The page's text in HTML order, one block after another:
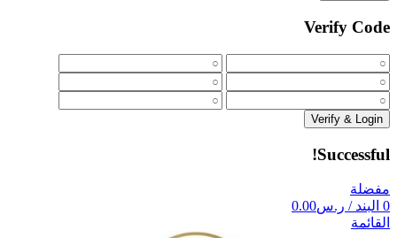
Verify Code
Verify & Login
Successful!
مفضلة
0 البند / ر.س0.00
القائمة